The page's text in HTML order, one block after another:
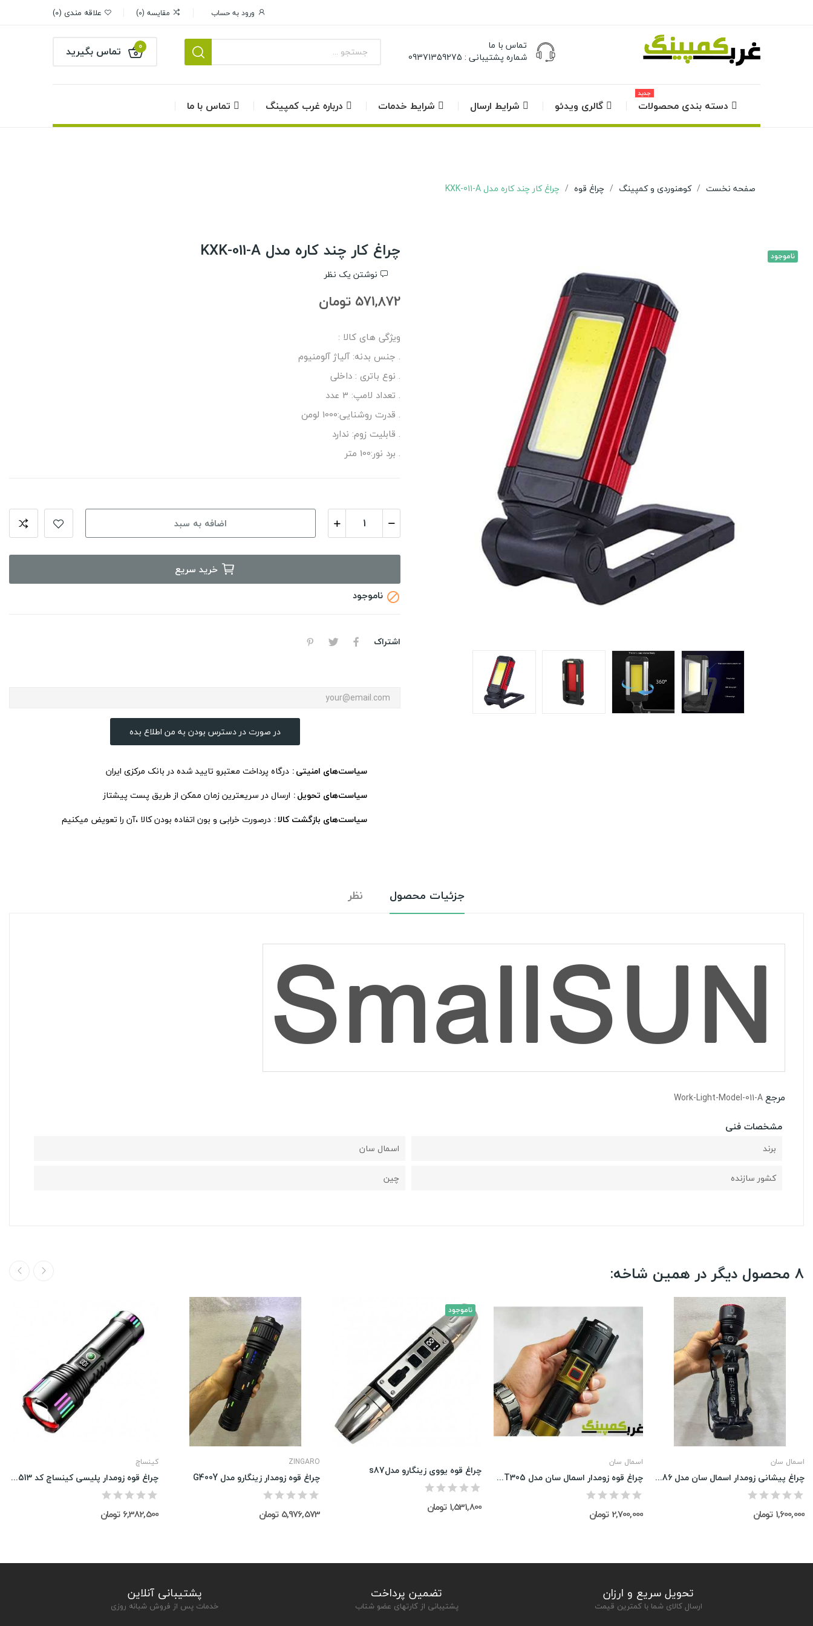
ورود به حساب مقایسه 0 علاقه مندی 0
تماس با ما
شماره پشتیبانی : 09371359275
تماس بگیرید 0
دسته بندی محصولات
جدید
گالری ویدئو شرایط ارسال شرایط خدمات درباره غرب کمپینگ تماس با ما
صفحه نخست کوهنوردی و کمپینگ چراغ قوه چراغ کار چند کاره مدل KXK-011-A
ناموجود چراغ کار چند کاره مدل KXK-011-A
نوشتن یک نظر
571,872 تومان
ویژگی های کالا :
. جنس بدنه: آلیاژ آلومنیوم
. نوع باتری : داخلی
. تعداد لامپ: 3 عدد
. قدرت روشنایی:1000 لومن
. قابلیت زوم: ندارد
. برد نور:100 متر
اضافه به سبد
خرید سریع
 ناموجود
اشتراک
در صورت در دسترس بودن به من اطلاع بده
سیاست‌های امنیتی درگاه پرداخت معتبرو تایید شده در بانک مرکزی ایران
سیاست‌های تحویل ارسال در سریعترین زمان ممکن از طریق پست پیشتاز
سیاست‌های بازگشت کالا درصورت خرابی و بون اتفاده بودن کالا ،آن را تعویض میکنیم
جزئیات محصول نظر
مرجعWork-Light-Model-011-A
مشخصات فنی
برند
اسمال سان
کشور سازنده
چین
8 محصول دیگر در همین شاخه:
کینساچ
چراغ قوه زومدار پلیسی کینساچ کد Ks-513
6,382,500 تومان
ZINGARO
چراغ قوه زومدار زینگارو مدل G400Y
5,976,573 تومان
ناموجود
چراغ قوه یووی زینگارو مدلs87
1,531,800 تومان
اسمال سان
چراغ قوه زومدار اسمال سان مدل ZY-T305
2,700,000 تومان
اسمال سان
چراغ پیشانی زومدار اسمال سان مدل zy-f786
1,600,000 تومان
تحویل سریع و ارزان
ارسال کالای شما با کمترین قیمت
تضمین پرداخت
پشتیبانی از کارتهای عضو شتاب
پشتیبانی آنلاین
خدمات پس از فروش شبانه روزی